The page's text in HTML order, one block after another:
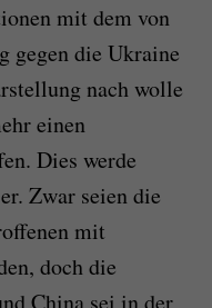
mit dem von
gegen die Ukraine
nach wolle
einen
Dies werde
Zwar seien die
mit
doch die
China sei in der